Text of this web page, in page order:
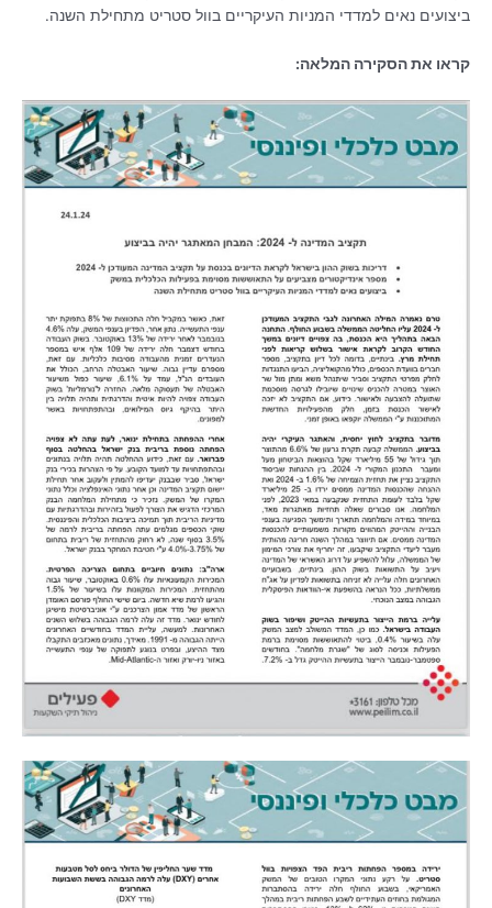
ביצועים נאים למדדי המניות העיקריים בוול סטריט מתחילת השנה.
קראו את הסקירה המלאה: